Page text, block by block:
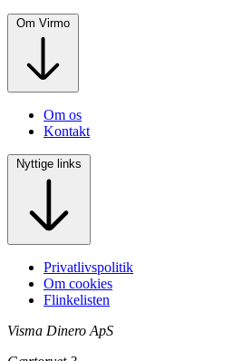
Om Virmo
Om os
Kontakt
Nyttige links
Privatlivspolitik
Om cookies
Flinkelisten
Visma Dinero ApS